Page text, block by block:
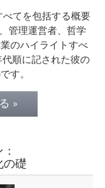
べてを包括する概要
管理運営者、哲学
のハイライトすべ
順に記された彼の
す。
»
の礎